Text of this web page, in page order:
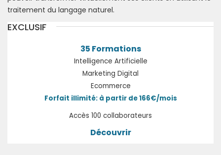
traitement du langage naturel.
EXCLUSIF
35 Formations
Intelligence Artificielle
Marketing Digital
Ecommerce
Forfait illimité: à partir de 166€/mois
Accès 100 collaborateurs
Découvrir